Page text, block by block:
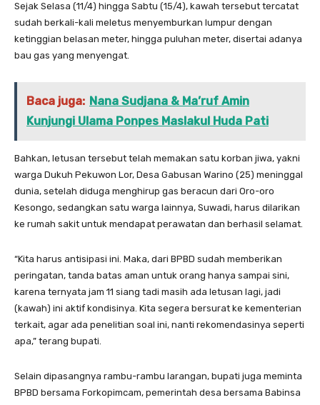
Sejak Selasa (11/4) hingga Sabtu (15/4), kawah tersebut tercatat
sudah berkali-kali meletus menyemburkan lumpur dengan
ketinggian belasan meter, hingga puluhan meter, disertai adanya
bau gas yang menyengat.
Baca juga: Nana Sudjana & Ma’ruf Amin
Kunjungi Ulama Ponpes Maslakul Huda Pati
Bahkan, letusan tersebut telah memakan satu korban jiwa, yakni
warga Dukuh Pekuwon Lor, Desa Gabusan Warino (25) meninggal
dunia, setelah diduga menghirup gas beracun dari Oro-oro
Kesongo, sedangkan satu warga lainnya, Suwadi, harus dilarikan
ke rumah sakit untuk mendapat perawatan dan berhasil selamat.
“Kita harus antisipasi ini. Maka, dari BPBD sudah memberikan
peringatan, tanda batas aman untuk orang hanya sampai sini,
karena ternyata jam 11 siang tadi masih ada letusan lagi, jadi
(kawah) ini aktif kondisinya. Kita segera bersurat ke kementerian
terkait, agar ada penelitian soal ini, nanti rekomendasinya seperti
apa,” terang bupati.
Selain dipasangnya rambu-rambu larangan, bupati juga meminta
BPBD bersama Forkopimcam, pemerintah desa bersama Babinsa